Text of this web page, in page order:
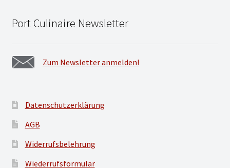
Port Culinaire Newsletter
Zum Newsletter anmelden!
Datenschutzerklärung
AGB
Widerrufsbelehrung
Wiederrufsformular